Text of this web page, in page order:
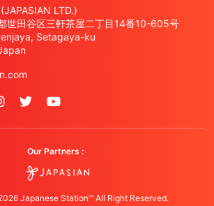
LTD.)
田谷区三軒茶屋二丁目14番10-605号
Setagaya-ku
Our Partners :
Japanese Station™ All Right Reserved.